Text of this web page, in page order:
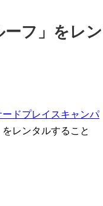
フ」をレン
ードプレイスキャンパ
レンタルすること